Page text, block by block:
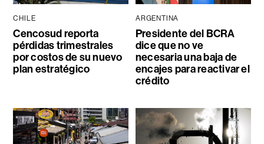
CHILE
Cencosud reporta
pérdidas trimestrales
por costos de su nuevo
plan estratégico
ARGENTINA
Presidente del BCRA
dice que no ve
necesaria una baja de
encajes para reactivar el
crédito